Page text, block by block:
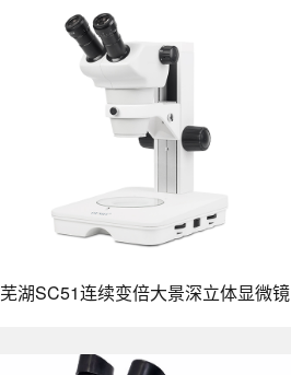
芜湖SC51连续变倍大景深立体显微镜